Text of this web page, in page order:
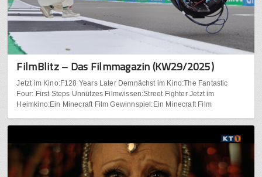
FilmBlitz – Das Filmmagazin (KW29/2025)
Jetzt im Kino:F128 Years Later Demnächst im Kino:The Fantastic
Four: First Steps Unnützes Filmwissen:Street Fighter Jetzt im
Heimkino:Ein Minecraft Film Gewinnspiel:Ein Minecraft Film